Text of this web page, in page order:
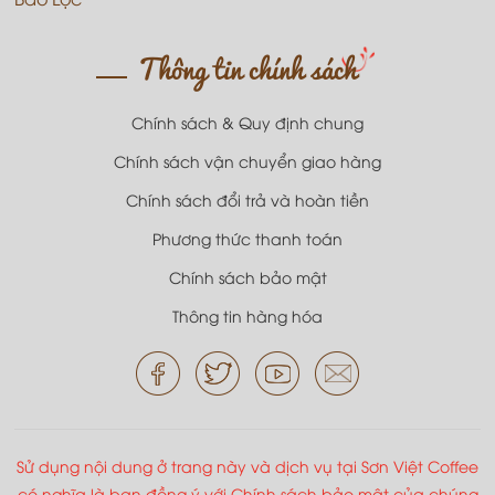
Thông tin chính sách
Chính sách & Quy định chung
Chính sách vận chuyển giao hàng
Chính sách đổi trả và hoàn tiền
Phương thức thanh toán
Chính sách bảo mật
Thông tin hàng hóa
Sử dụng nội dung ở trang này và dịch vụ tại Sơn Việt Coffee